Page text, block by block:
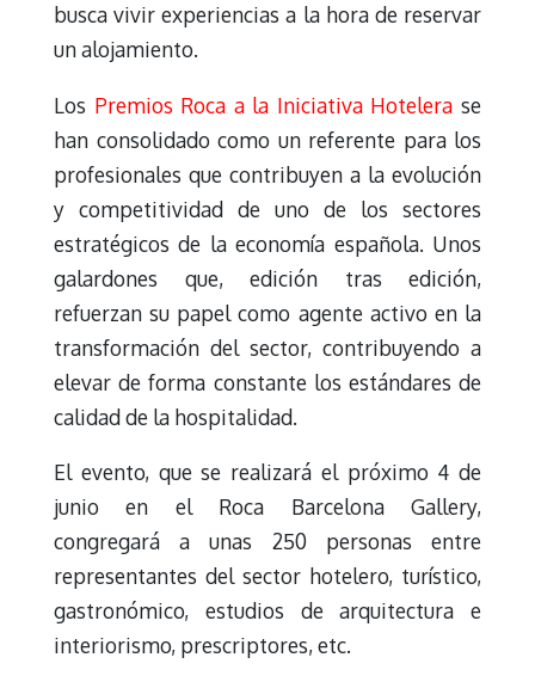
busca vivir experiencias a la hora de reservar
un alojamiento.
Los Premios Roca a la Iniciativa Hotelera se
han consolidado como un referente para los
profesionales que contribuyen a la evolución
y competitividad de uno de los sectores
estratégicos de la economía española. Unos
galardones que, edición tras edición,
refuerzan su papel como agente activo en la
transformación del sector, contribuyendo a
elevar de forma constante los estándares de
calidad de la hospitalidad.
El evento, que se realizará el próximo 4 de
junio en el Roca Barcelona Gallery,
congregará a unas 250 personas entre
representantes del sector hotelero, turístico,
gastronómico, estudios de arquitectura e
interiorismo, prescriptores, etc.